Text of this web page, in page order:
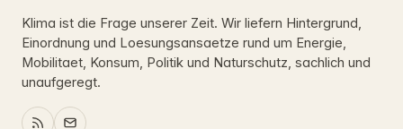
Klima ist die Frage unserer Zeit. Wir liefern Hintergrund,
Einordnung und Loesungsansaetze rund um Energie,
Mobilitaet, Konsum, Politik und Naturschutz, sachlich und
unaufgeregt.